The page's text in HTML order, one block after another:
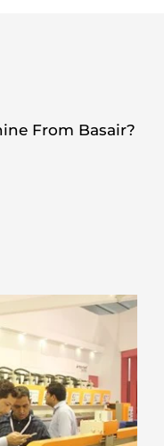
From Basair?